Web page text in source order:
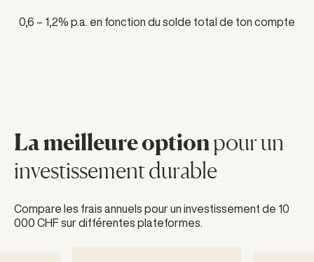
0,6 – 1,2% p.a. en fonction du solde total de ton compte
La meilleure optionpour un
investissement durable
Compare les frais annuels pour un investissement de 10
000 CHF sur différentes plateformes.